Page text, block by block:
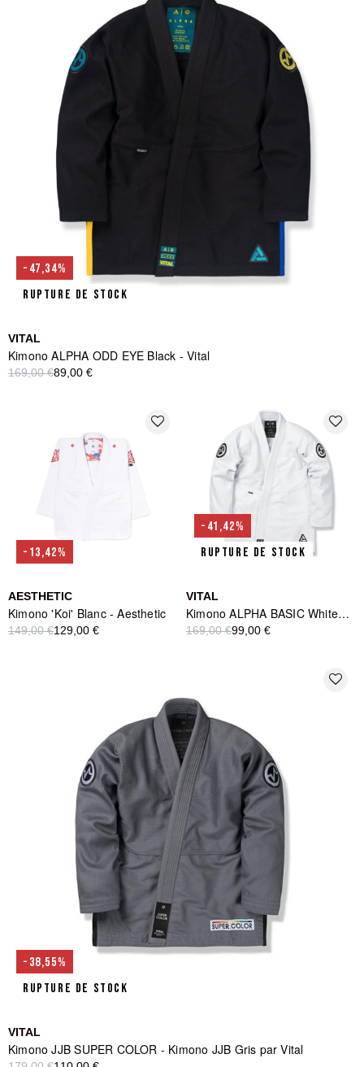
-47,34%
RUPTURE DE STOCK
VITAL
Kimono ALPHA ODD EYE Black - Vital
169,00 €89,00 €
-13,42%
favorite_border
AESTHETIC
Kimono 'Koi' Blanc - Aesthetic
149,00 €129,00 €
-41,42%
RUPTURE DE STOCK
favorite_border
VITAL
Kimono ALPHA BASIC White - Vital
169,00 €99,00 €
-38,55%
RUPTURE DE STOCK
favorite_border
VITAL
Kimono JJB SUPER COLOR - Kimono JJB Gris par Vital